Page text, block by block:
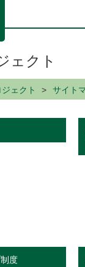
ェクト
ェクト サイト
度